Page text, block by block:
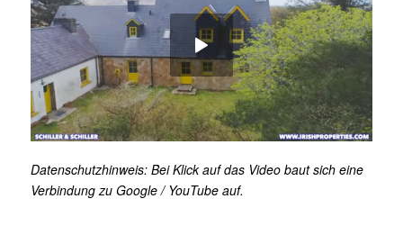
Datenschutzhinweis: Bei Klick auf das Video baut sich eine
Verbindung zu Google / YouTube auf.